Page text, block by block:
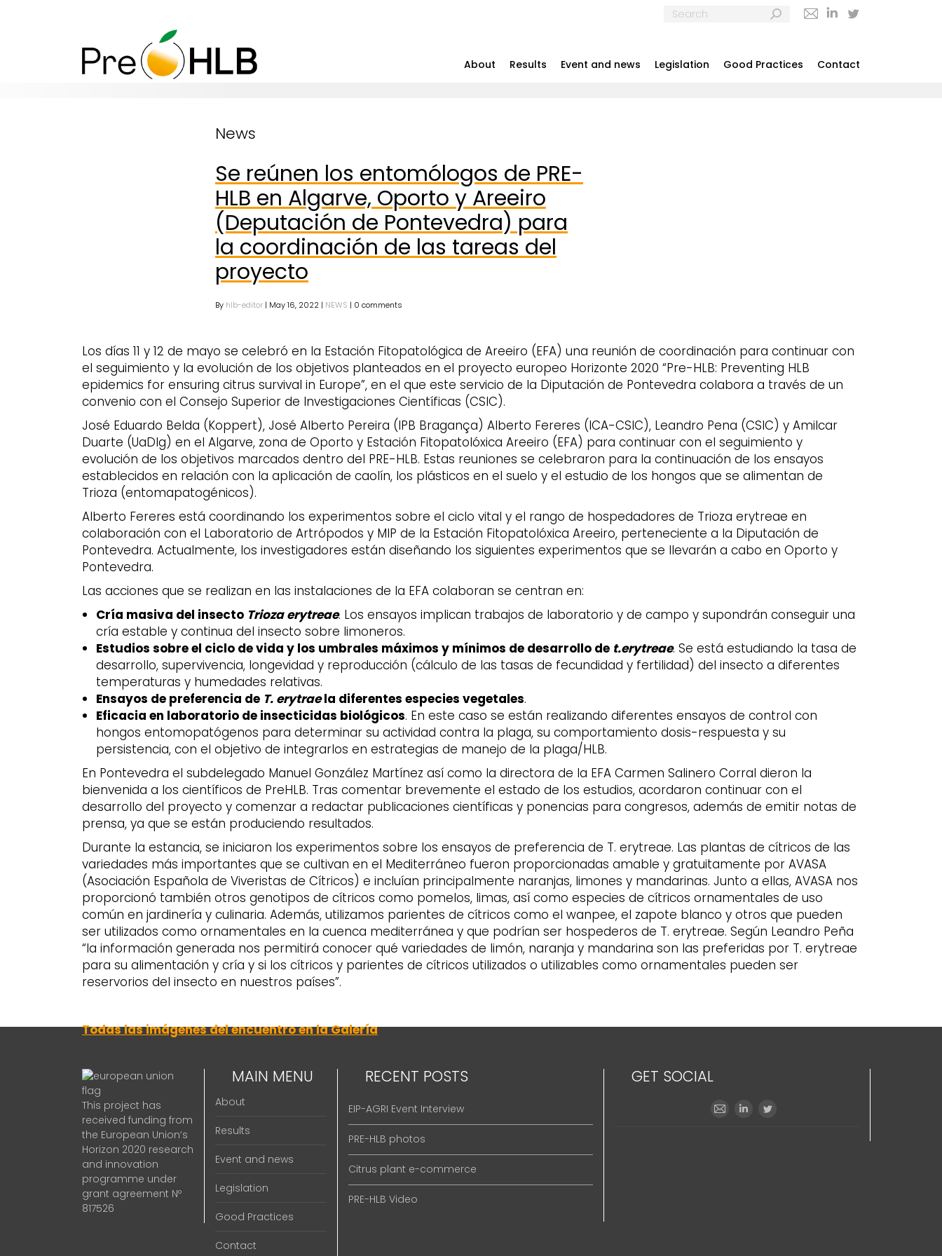
Search: MailLinkedinTwitter
About Results Event and news Legislation Good Practices Contact
News
Se reúnen los entomólogos de PRE-
HLB en Algarve, Oporto y Areeiro
(Deputación de Pontevedra) para
la coordinación de las tareas del
proyecto
By hlb-editor | May 16, 2022 | NEWS | 0 comments
Los días 11 y 12 de mayo se celebró en la Estación Fitopatológica de Areeiro (EFA) una reunión de coordinación para continuar con
el seguimiento y la evolución de los objetivos planteados en el proyecto europeo Horizonte 2020 “Pre-HLB: Preventing HLB
epidemics for ensuring citrus survival in Europe”, en el que este servicio de la Diputación de Pontevedra colabora a través de un
convenio con el Consejo Superior de Investigaciones Científicas (CSIC).
José Eduardo Belda (Koppert), José Alberto Pereira (IPB Bragança) Alberto Fereres (ICA-CSIC), Leandro Pena (CSIC) y Amilcar
Duarte (UaDlg) en el Algarve, zona de Oporto y Estación Fitopatolóxica Areeiro (EFA) para continuar con el seguimiento y
evolución de los objetivos marcados dentro del PRE-HLB. Estas reuniones se celebraron para la continuación de los ensayos
establecidos en relación con la aplicación de caolín, los plásticos en el suelo y el estudio de los hongos que se alimentan de
Trioza (entomapatogénicos).
Alberto Fereres está coordinando los experimentos sobre el ciclo vital y el rango de hospedadores de Trioza erytreae en
colaboración con el Laboratorio de Artrópodos y MIP de la Estación Fitopatolóxica Areeiro, perteneciente a la Diputación de
Pontevedra. Actualmente, los investigadores están diseñando los siguientes experimentos que se llevarán a cabo en Oporto y
Pontevedra.
Las acciones que se realizan en las instalaciones de la EFA colaboran se centran en:
Cría masiva del insecto Trioza erytreae. Los ensayos implican trabajos de laboratorio y de campo y supondrán conseguir una
cría estable y continua del insecto sobre limoneros.
Estudios sobre el ciclo de vida y los umbrales máximos y mínimos de desarrollo de t.erytreae. Se está estudiando la tasa de
desarrollo, supervivencia, longevidad y reproducción (cálculo de las tasas de fecundidad y fertilidad) del insecto a diferentes
temperaturas y humedades relativas.
Ensayos de preferencia de T. erytraela diferentes especies vegetales.
Eficacia en laboratorio de insecticidas biológicos. En este caso se están realizando diferentes ensayos de control con
hongos entomopatógenos para determinar su actividad contra la plaga, su comportamiento dosis-respuesta y su
persistencia, con el objetivo de integrarlos en estrategias de manejo de la plaga/HLB.
En Pontevedra el subdelegado Manuel González Martínez así como la directora de la EFA Carmen Salinero Corral dieron la
bienvenida a los científicos de PreHLB. Tras comentar brevemente el estado de los estudios, acordaron continuar con el
desarrollo del proyecto y comenzar a redactar publicaciones científicas y ponencias para congresos, además de emitir notas de
prensa, ya que se están produciendo resultados.
Durante la estancia, se iniciaron los experimentos sobre los ensayos de preferencia de T. erytreae. Las plantas de cítricos de las
variedades más importantes que se cultivan en el Mediterráneo fueron proporcionadas amable y gratuitamente por AVASA
(Asociación Española de Viveristas de Cítricos) e incluían principalmente naranjas, limones y mandarinas. Junto a ellas, AVASA nos
proporcionó también otros genotipos de cítricos como pomelos, limas, así como especies de cítricos ornamentales de uso
común en jardinería y culinaria. Además, utilizamos parientes de cítricos como el wanpee, el zapote blanco y otros que pueden
ser utilizados como ornamentales en la cuenca mediterránea y que podrían ser hospederos de T. erytreae. Según Leandro Peña
“la información generada nos permitirá conocer qué variedades de limón, naranja y mandarina son las preferidas por T. erytreae
para su alimentación y cría y si los cítricos y parientes de cítricos utilizados o utilizables como ornamentales pueden ser
reservorios del insecto en nuestros países”.
Todas las imágenes del encuentro en la Galería
This project has
received funding from
the European Union’s
Horizon 2020 research
and innovation
programme under
grant agreement Nº
817526
MAIN MENU
About
Results
Event and news
Legislation
Good Practices
Contact
RECENT POSTS
EIP-AGRI Event Interview
PRE-HLB photos
Citrus plant e-commerce
PRE-HLB Video
GET SOCIAL